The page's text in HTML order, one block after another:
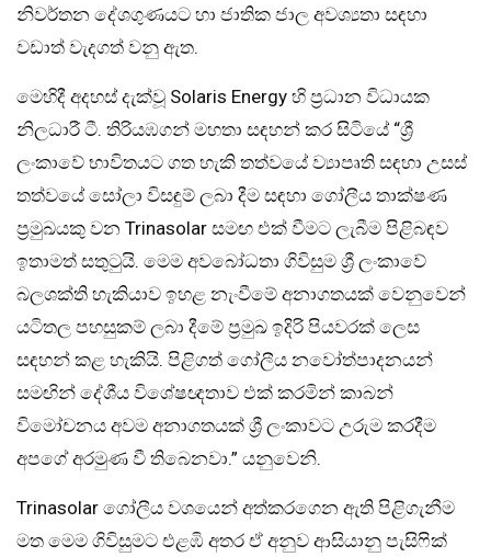
නිවර්තන දේශගුණයට හා ජාතික ජාල අවශ්‍යතා සඳහා
වඩාත් වැදගත් වනු ඇත.
මෙහිදී අදහස් දැක්වූ Solaris Energy හි ප්‍රධාන විධායක
නිලධාරී ටී. තිරියඹගන් මහතා සඳහන් කර සිටියේ “ශ්‍රී
ලංකාවේ භාවිතයට ගත හැකි තත්වයේ ව්‍යාපෘති සඳහා උසස්
තත්වයේ සෝලා විසඳුම් ලබා දීම සඳහා ගෝලීය තාක්ෂණ
ප්‍රමුඛයකු වන Trinasolar සමඟ එක් වීමට ලැබීම පිළිබඳව
ඉතාමත් සතුටුයි. මෙම අවබෝධතා ගිවිසුම ශ්‍රී ලංකාවේ
බලශක්ති හැකියාව ඉහළ නැංවීමේ අනාගතයක් වෙනුවෙන්
යටිතල පහසුකම් ලබා දීමේ ප්‍රමුඛ ඉදිරි පියවරක් ලෙස
සඳහන් කළ හැකියි. පිළිගත් ගෝලීය නවෝත්පාදනයන්
සමඟින් දේශීය විශේෂඥතාව එක් කරමින් කාබන්
විමෝචනය අවම අනාගතයක් ශ්‍රී ලංකාවට උරුම කරදීම
අපගේ අරමුණ වී තිබෙනවා.” යනුවෙනි.
Trinasolar ගෝලීය වශයෙන් අත්කරගෙන ඇති පිළිගැනීම
මත මෙම ගිවිසුමට එළඹි අතර ඒ අනුව ආසියානු පැසිෆික්